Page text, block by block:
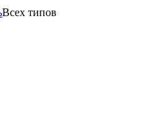
Всех типов